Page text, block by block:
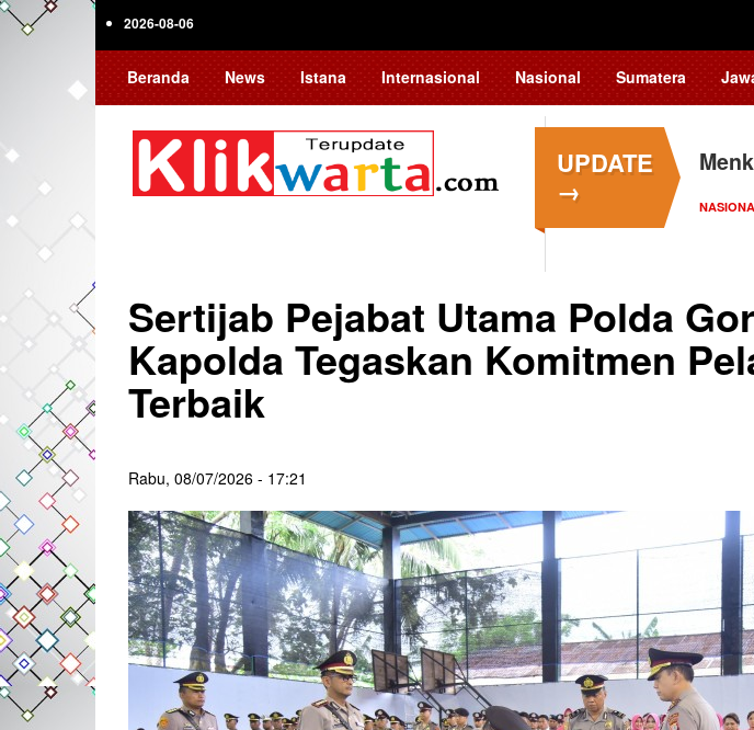
Skip
2026-08-06
Beranda News Istana Internasional Nasional Sumatera
UPDATE
→
Sertijab Pejabat Utama Polda
Kapolda Tegaskan Komitmen
Terbaik
Rabu, 08/07/2026 - 17:21